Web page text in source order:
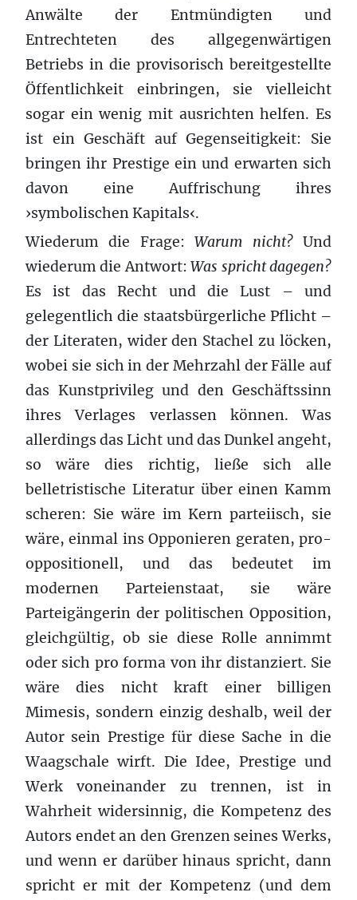
Anwälte der Entmündigten und
Entrechteten des allgegenwärtigen
Betriebs in die provisorisch bereitgestellte
Öffentlichkeit einbringen, sie vielleicht
sogar ein wenig mit ausrichten helfen. Es
ist ein Geschäft auf Gegenseitigkeit: Sie
bringen ihr Prestige ein und erwarten sich
davon eine Auffrischung ihres
›symbolischen Kapitals‹.
Wiederum die Frage:Warum nicht?Und
wiederum die Antwort:Was spricht dagegen?
Es ist das Recht und die Lust – und
gelegentlich die staatsbürgerliche Pflicht –
der Literaten, wider den Stachel zu löcken,
wobei sie sich in der Mehrzahl der Fälle auf
das Kunstprivileg und den Geschäftssinn
ihres Verlages verlassen können. Was
allerdings das Licht und das Dunkel angeht,
so wäre dies richtig, ließe sich alle
belletristische Literatur über einen Kamm
scheren: Sie wäre im Kern parteiisch, sie
wäre, einmal ins Opponieren geraten, pro-
oppositionell, und das bedeutet im
modernen Parteienstaat, sie wäre
Parteigängerin der politischen Opposition,
gleichgültig, ob sie diese Rolle annimmt
oder sich pro forma von ihr distanziert. Sie
wäre dies nicht kraft einer billigen
Mimesis, sondern einzig deshalb, weil der
Autor sein Prestige für diese Sache in die
Waagschale wirft. Die Idee, Prestige und
Werk voneinander zu trennen, ist in
Wahrheit widersinnig, die Kompetenz des
Autors endet an den Grenzen seines Werks,
und wenn er darüber hinaus spricht, dann
spricht er mit der Kompetenz (und dem